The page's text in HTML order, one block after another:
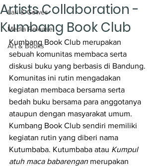
Lari & Gowes
Media Release
Art & Books
Artists Collaboration -
Kumbang Book Club
Kumbang Book Club merupakan
sebuah komunitas membaca serta
diskusi buku yang berbasis di Bandung.
Komunitas ini rutin mengadakan
kegiatan membaca bersama serta
bedah buku bersama para anggotanya
ataupun dengan masyarakat umum.
Kumbang Book Club sendiri memiliki
kegiatan rutin yang diberi nama
Kutumbaba. Kutumbaba atau Kumpul
atuh maca babarengan merupakan